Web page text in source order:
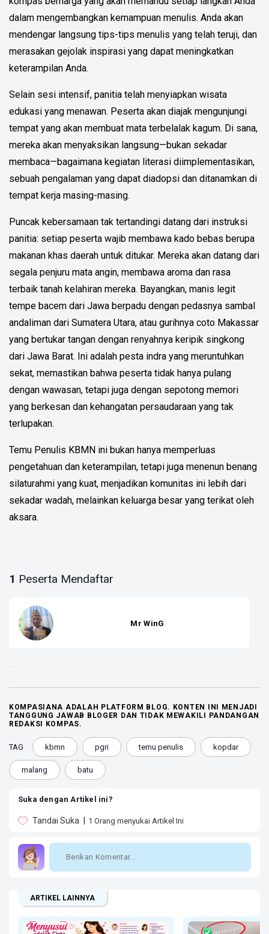
dalam mengembangkan kemampuan menulis. Anda akan
mendengar langsung tips-tips menulis yang telah teruji, dan
merasakan gejolak inspirasi yang dapat meningkatkan
keterampilan Anda.
Selain sesi intensif, panitia telah menyiapkan wisata
edukasi yang menawan. Peserta akan diajak mengunjungi
tempat yang akan membuat mata terbelalak kagum. Di sana,
mereka akan menyaksikan langsung—bukan sekadar
membaca—bagaimana kegiatan literasi diimplementasikan,
sebuah pengalaman yang dapat diadopsi dan ditanamkan di
tempat kerja masing-masing.
Puncak kebersamaan tak tertandingi datang dari instruksi
panitia: setiap peserta wajib membawa kado bebas berupa
makanan khas daerah untuk ditukar. Mereka akan datang dari
segala penjuru mata angin, membawa aroma dan rasa
terbaik tanah kelahiran mereka. Bayangkan, manis legit
tempe bacem dari Jawa berpadu dengan pedasnya sambal
andaliman dari Sumatera Utara, atau gurihnya coto Makassar
yang bertukar tangan dengan renyahnya keripik singkong
dari Jawa Barat. Ini adalah pesta indra yang meruntuhkan
sekat, memastikan bahwa peserta tidak hanya pulang
dengan wawasan, tetapi juga dengan sepotong memori
yang berkesan dan kehangatan persaudaraan yang tak
terlupakan.
Temu Penulis KBMN ini bukan hanya memperluas
pengetahuan dan keterampilan, tetapi juga menenun benang
silaturahmi yang kuat, menjadikan komunitas ini lebih dari
sekadar wadah, melainkan keluarga besar yang terikat oleh
aksara.
1 Peserta Mendaftar
Mr WinG
KOMPASIANA ADALAH PLATFORM BLOG. KONTEN INI MENJADI
TANGGUNG JAWAB BLOGER DAN TIDAK MEWAKILI PANDANGAN
REDAKSI KOMPAS.
TAG kbmn pgri temu penulis kopdar
malang batu
Suka dengan Artikel ini?
Tandai Suka 1 Orang menyukai Artikel Ini
ARTIKEL LAINNYA